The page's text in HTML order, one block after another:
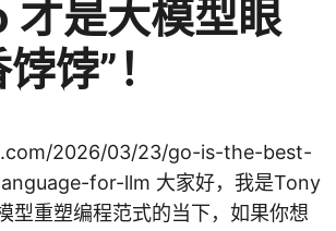
才是大模型眼
饽”！
2026/03/23/go-is-the-best-
for-llm 大家好，我是Tony
型重塑编程范式的当下，如果你想